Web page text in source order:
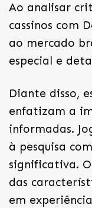
Ao analisar
cassinos com
ao mercado
especial e
Diante disso,
enfatizam a
informadas.
à pesquisa
significativa.
das
em